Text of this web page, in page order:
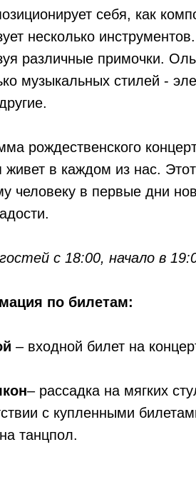
себя, как
несколько
различные примочки.
музыкальных стилей -
рождественского
живет в каждом из нас.
человеку в первые дни
с 18:00, начало в
по билетам:
– входной билет на
– рассадка на мягких
с купленными
танцпол.